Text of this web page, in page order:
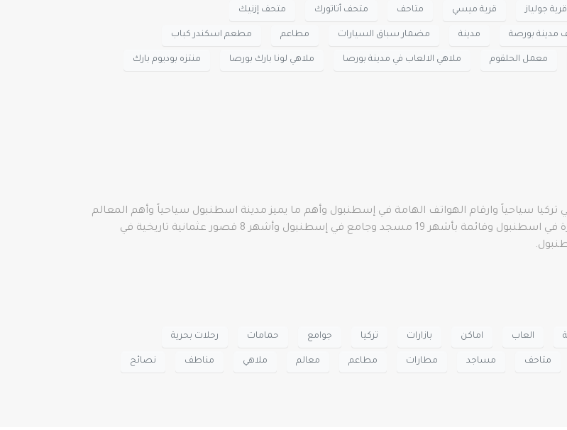
قرية جولياز قرية ميسي متاحف متحف أتاتورك متحف إزنيك
مدينة بورصة مدينة مضمار سباق السيارات مطاعم مطعم اسكندر كباب
معمل الحلقوم ملاهي الالعاب في مدينة بورصا ملاهي لونا بارك بورصا منتزه بوديوم بارك
سياحياً وارقام الهواتف الهامة في إسطنبول وأهم ما يميز مدينة اسطنبول سياحياً وأهم المعالم
والمناطق السياحية في اسطنبول وأفضل 19 متحف تستحق الزيارة في اسطنبول وقائمة بأشهر 19 مسجد وجامع في إسطنبول وأشهر 8 قصور عثمانية تاريخية في
العاب اماكن بازارات تركيا جوامع حمامات رحلات بحرية
متاحف مساجد مطارات مطاعم معالم ملاهي مناطف نصائح